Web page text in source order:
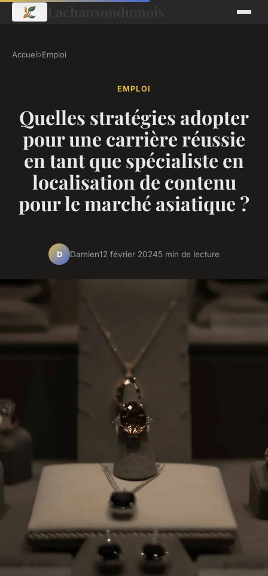
Accueil›Emploi
EMPLOI
Quelles stratégies adopter
pour une carrière réussie
en tant que spécialiste en
localisation de contenu
pour le marché asiatique ?
D Damien12 février 20245 min de lecture